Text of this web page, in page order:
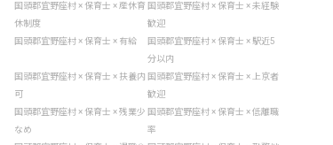
国頭郡宜野座村 × 保育士 × 産休育
休制度
国頭郡宜野座村 × 保育士 × 未経験
歓迎
国頭郡宜野座村 × 保育士 × 有給
国頭郡宜野座村 × 保育士 × 駅近5
分以内
国頭郡宜野座村 × 保育士 × 扶養内
可
国頭郡宜野座村 × 保育士 × 上京者
歓迎
国頭郡宜野座村 × 保育士 × 残業少
なめ
国頭郡宜野座村 × 保育士 × 低離職
率